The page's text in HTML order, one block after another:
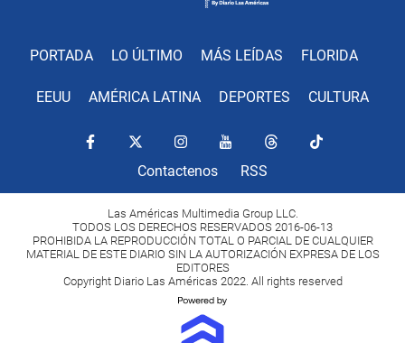
PORTADA LO ÚLTIMO MÁS LEÍDAS FLORIDA
EEUU AMÉRICA LATINA DEPORTES CULTURA
Contactenos RSS
Las Américas Multimedia Group LLC.
TODOS LOS DERECHOS RESERVADOS 2016-06-13
PROHIBIDA LA REPRODUCCIÓN TOTAL O PARCIAL DE CUALQUIER
MATERIAL DE ESTE DIARIO SIN LA AUTORIZACIÓN EXPRESA DE LOS
EDITORES
Copyright Diario Las Américas 2022. All rights reserved